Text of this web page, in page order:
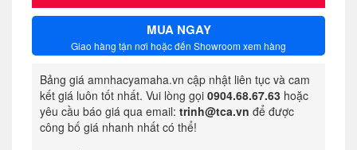
MUA NGAY
Giao hàng tận nơi hoặc đến Showroom xem hàng
Bảng giá amnhacyamaha.vn cập nhật liên tục và cam
kết giá luôn tốt nhất. Vui lòng gọi 0904.68.67.63 hoặc
yêu cầu báo giá qua email: trinh@tca.vn để được
công bố giá nhanh nhất có thể!